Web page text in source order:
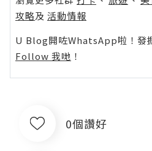
攻略及 活動情報
U Blog開咗WhatsApp啦！發
Follow 我哋 ！
0個讚好